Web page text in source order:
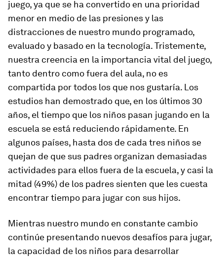
juego, ya que se ha convertido en una prioridad
menor en medio de las presiones y las
distracciones de nuestro mundo programado,
evaluado y basado en la tecnología. Tristemente,
nuestra creencia en la importancia vital del juego,
tanto dentro como fuera del aula, no es
compartida por todos los que nos gustaría. Los
estudios han demostrado que, en los últimos 30
años, el tiempo que los niños pasan jugando en la
escuela se está reduciendo rápidamente. En
algunos países, hasta dos de cada tres niños se
quejan de que sus padres organizan demasiadas
actividades para ellos fuera de la escuela, y casi la
mitad (49%) de los padres sienten que les cuesta
encontrar tiempo para jugar con sus hijos.
Mientras nuestro mundo en constante cambio
continúe presentando nuevos desafíos para jugar,
la capacidad de los niños para desarrollar